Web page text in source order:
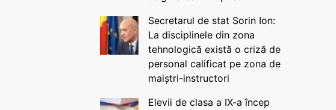
Secretarul de stat Sorin Ion:
La disciplinele din zona
tehnologică există o criză de
personal calificat pe zona de
maiștri-instructori
Elevii de clasa a IX-a încep